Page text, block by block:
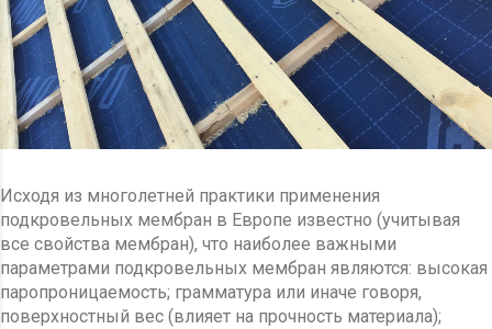
Исходя из многолетней практики применения
подкровельных мембран в Европе известно (учитывая
все свойства мембран), что наиболее важными
параметрами подкровельных мембран являются: высокая
паропроницаемость; грамматура или иначе говоря,
поверхностный вес (влияет на прочность материала);